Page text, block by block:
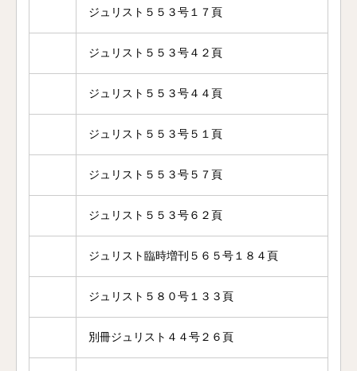
ジュリスト５５３号１７頁
ジュリスト５５３号４２頁
ジュリスト５５３号４４頁
ジュリスト５５３号５１頁
ジュリスト５５３号５７頁
ジュリスト５５３号６２頁
ジュリスト臨時増刊５６５号１８４頁
ジュリスト５８０号１３３頁
別冊ジュリスト４４号２６頁